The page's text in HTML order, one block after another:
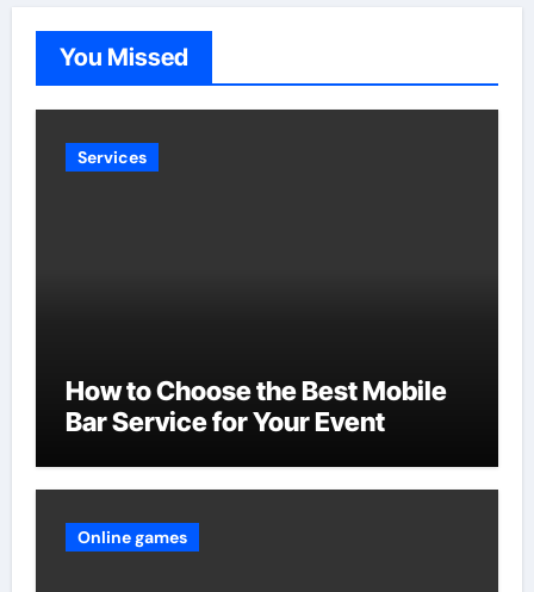
You Missed
Services
How to Choose the Best Mobile
Bar Service for Your Event
Online games